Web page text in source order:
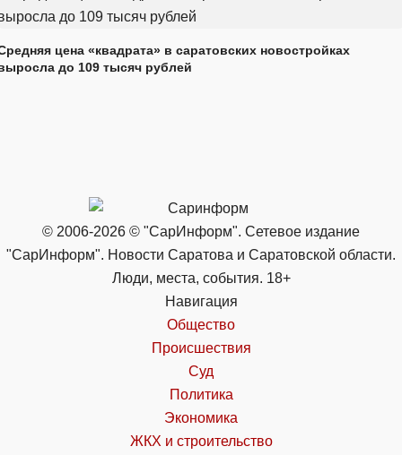
цена «квадрата» в саратовских новостройках
до 109 тысяч рублей
© 2006-2026 © "СарИнформ". Сетевое издание
"СарИнформ". Новости Саратова и Саратовской области.
Люди, места, события. 18+
Навигация
Общество
Происшествия
Суд
Политика
Экономика
ЖКХ и строительство